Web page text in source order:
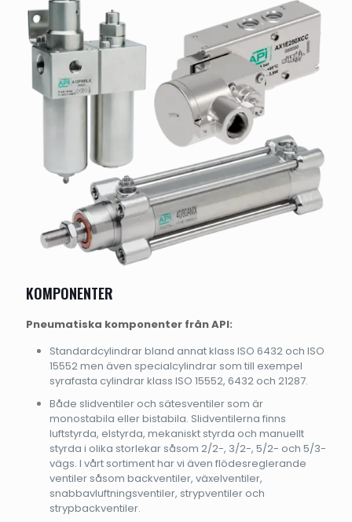
KOMPONENTER
Pneumatiska komponenter från API:
Standardcylindrar bland annat klass ISO 6432 och ISO
15552 men även specialcylindrar som till exempel
syrafasta cylindrar klass ISO 15552, 6432 och 21287.
Både slidventiler och sätesventiler som är
monostabila eller bistabila. Slidventilerna finns
luftstyrda, elstyrda, mekaniskt styrda och manuellt
styrda i olika storlekar såsom 2/2-, 3/2-, 5/2- och 5/3-
vägs. I vårt sortiment har vi även flödesreglerande
ventiler såsom backventiler, växelventiler,
snabbavluftningsventiler, strypventiler och
strypbackventiler.